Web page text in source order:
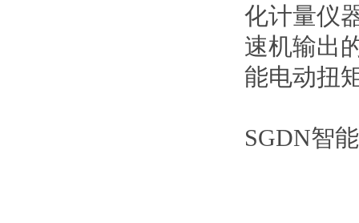
化计量仪
速机输出
能电动扭
SGDN智